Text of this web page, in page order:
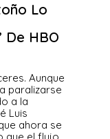
Lo
De HBO
Aunque
paralizarse
a la
Luis
ahora se